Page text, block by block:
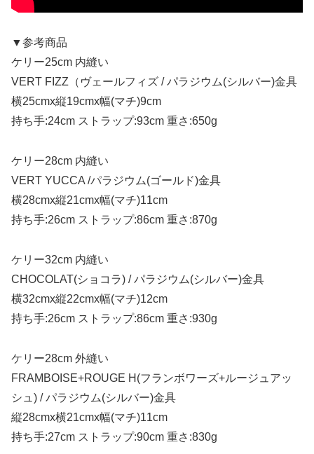
▼参考商品
ケリー25cm 内縫い
VERT FIZZ（ヴェールフィズ / パラジウム(シルバー)金具
横25cmx縦19cmx幅(マチ)9cm
持ち手:24cm ストラップ:93cm 重さ:650g
ケリー28cm 内縫い
VERT YUCCA /パラジウム(ゴールド)金具
横28cmx縦21cmx幅(マチ)11cm
持ち手:26cm ストラップ:86cm 重さ:870g
ケリー32cm 内縫い
CHOCOLAT(ショコラ) / パラジウム(シルバー)金具
横32cmx縦22cmx幅(マチ)12cm
持ち手:26cm ストラップ:86cm 重さ:930g
ケリー28cm 外縫い
FRAMBOISE+ROUGE H(フランボワーズ+ルージュアッ
シュ) / パラジウム(シルバー)金具
縦28cmx横21cmx幅(マチ)11cm
持ち手:27cm ストラップ:90cm 重さ:830g